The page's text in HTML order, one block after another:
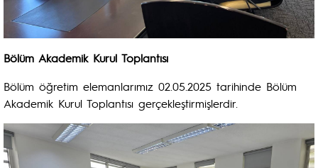
Bölüm Akademik Kurul Toplantısı
Bölüm öğretim elemanlarımız 02.05.2025 tarihinde Bölüm
Akademik Kurul Toplantısı gerçekleştirmişlerdir.